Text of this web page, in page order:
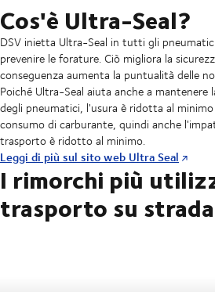
Cos'è Ultra-Seal?
DSV inietta Ultra-Seal in tutti gli
prevenire le forature. Ciò migliora la
conseguenza aumenta la puntualità delle
Poiché Ultra-Seal aiuta anche a mantenere
degli pneumatici, l'usura è ridotta al
consumo di carburante, quindi anche
trasporto è ridotto al minimo.
Leggi di più sul sito web Ultra Seal
I rimorchi più
trasporto su strada